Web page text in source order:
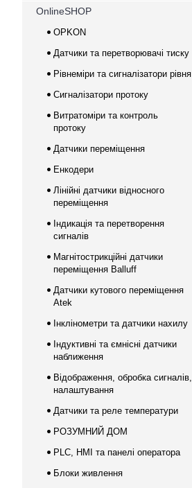
OnlineSHOP
OPKON
Датчики та перетворювачі тиску
Рівнеміри та сигналізатори рівня
Сигналізатори протоку
Витратоміри та контроль
протоку
Датчики переміщення
Енкодери
Лінійні датчики відносного
переміщення
Індикація та перетворення
сигналів
Магнітострикційні датчики
переміщення Balluff
Датчики кутового переміщення
Atek
Інклінометри та датчики нахилу
Індуктивні та ємнісні датчики
наближення
Відображення, обробка сигналів,
налаштування
Датчики та реле температури
РОЗУМНИЙ ДОМ
PLC, HMI та панелі оператора
Блоки живлення